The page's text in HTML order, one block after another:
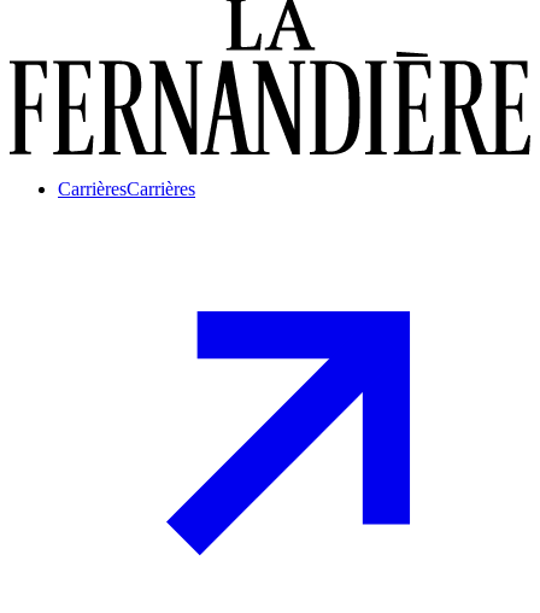
CarrièresCarrières